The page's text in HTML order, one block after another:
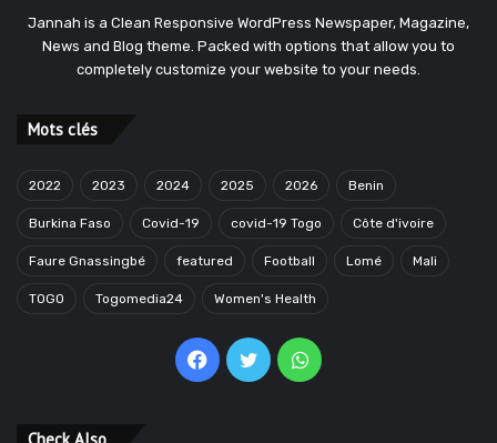
Jannah is a Clean Responsive WordPress Newspaper, Magazine,
News and Blog theme. Packed with options that allow you to
completely customize your website to your needs.
Mots clés
2022 2023 2024 2025 2026 Benin
Burkina Faso Covid-19 covid-19 Togo Côte d'ivoire
Faure Gnassingbé featured Football Lomé Mali
TOGO Togomedia24 Women's Health
Facebook
TwitterWhatsApp